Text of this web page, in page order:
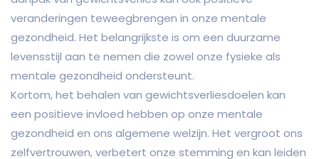
veranderingen teweegbrengen in onze mentale
gezondheid. Het belangrijkste is om een duurzame
levensstijl aan te nemen die zowel onze fysieke als
mentale gezondheid ondersteunt.
Kortom, het behalen van gewichtsverliesdoelen kan
een positieve invloed hebben op onze mentale
gezondheid en ons algemene welzijn. Het vergroot ons
zelfvertrouwen, verbetert onze stemming en kan leiden